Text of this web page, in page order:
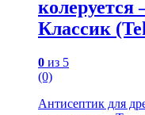
колеруется
Классик
0 из 5
(0)
Антисептик для